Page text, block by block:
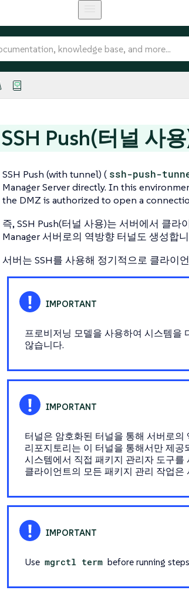
SSH Push(터널 사
SSH Push (with tunnel) ( ssh-push-
Manager Server directly. In this
the DMZ is authorized to open a
즉, SSH Push(터널 사용)는 서버에서 클
Manager 서버로의 역방향 터널도 생성합
서버는 SSH를 사용해 정기적으로 클라이
프로비저닝 모델을 사용하여 시스템을
않습니다.
터널은 암호화된 터널을 통해 서버로
리포지토리는 이 터널을 통해서만 제
시스템에서 직접 패키지 관리자 도구
클라이언트의 모든 패키지 관리 작업
Use mgrctl term before running